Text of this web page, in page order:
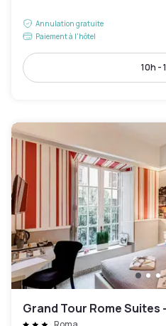
Annulation gratuite
Paiement à l'hôtel
10h -
Grand Tour Rome